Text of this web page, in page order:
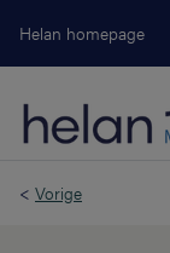
Helan homepage
< Vorige